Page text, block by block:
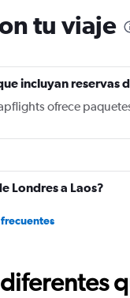
tu viaje
incluyan reservas
ofrece
Londres a Laos?